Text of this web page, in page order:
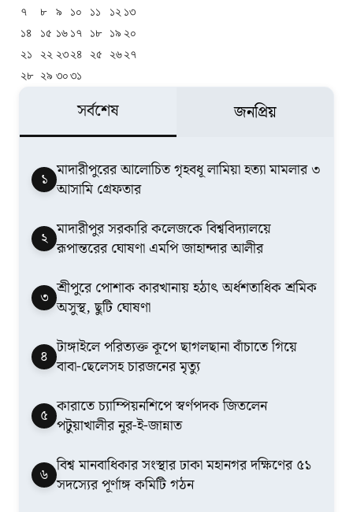
৭
৮ ৯ ১০ ১১ ১২ ১৩
১৪
১৫ ১৬ ১৭ ১৮ ১৯ ২০
২১
২২ ২৩২৪ ২৫ ২৬২৭
২৮ ২৯ ৩০৩১
সর্বশেষ জনপ্রিয়
১ মাদারীপুরের আলোচিত গৃহবধূ লামিয়া হত্যা মামলার ৩
আসামি গ্রেফতার
২ মাদারীপুর সরকারি কলেজকে বিশ্ববিদ্যালয়ে
রূপান্তরের ঘোষণা এমপি জাহান্দার আলীর
৩ শ্রীপুরে পোশাক কারখানায় হঠাৎ অর্ধশতাধিক শ্রমিক
অসুস্থ, ছুটি ঘোষণা
৪ টাঙ্গাইলে পরিত্যক্ত কূপে ছাগলছানা বাঁচাতে গিয়ে
বাবা-ছেলেসহ চারজনের মৃত্যু
৫ কারাতে চ্যাম্পিয়নশিপে স্বর্ণপদক জিতলেন
পটুয়াখালীর নুর-ই-জান্নাত
৬ বিশ্ব মানবাধিকার সংস্থার ঢাকা মহানগর দক্ষিণের ৫১
সদস্যের পূর্ণাঙ্গ কমিটি গঠন